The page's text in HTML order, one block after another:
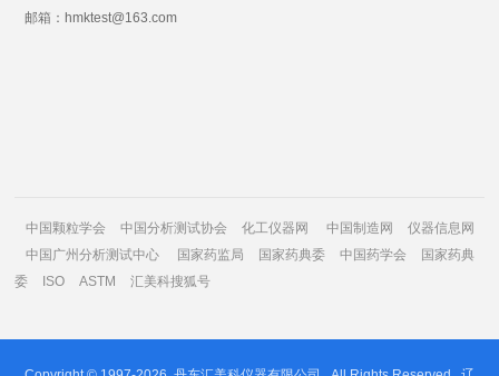
邮箱：hmktest@163.com
中国颗粒学会 中国分析测试协会 化工仪器网 中国制造网
仪器信息网
中国广州分析测试中心
国家药监局 国家药典委 中国药学会
国家药典
委
ISO ASTM 汇美科搜狐号